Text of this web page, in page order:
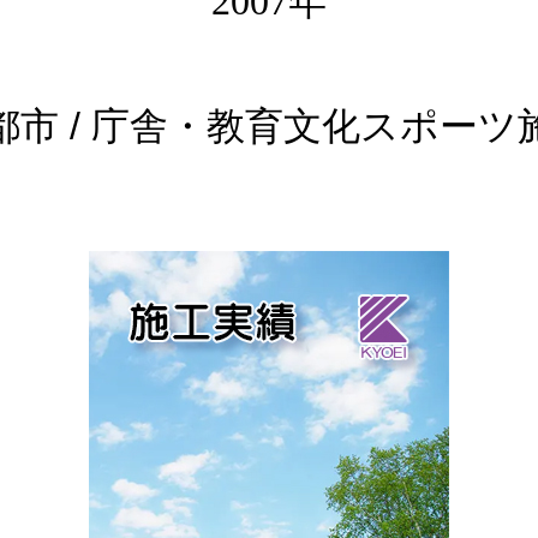
市 / 庁舎・教育文化スポーツ